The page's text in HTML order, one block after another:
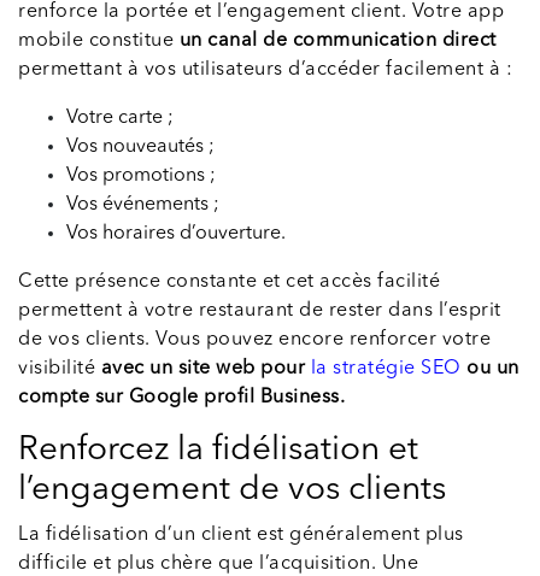
renforce la portée et l’engagement client. Votre app
mobile constitue un canal de communication direct
permettant à vos utilisateurs d’accéder facilement à :
Votre carte ;
Vos nouveautés ;
Vos promotions ;
Vos événements ;
Vos horaires d’ouverture.
Cette présence constante et cet accès facilité
permettent à votre restaurant de rester dans l’esprit
de vos clients. Vous pouvez encore renforcer votre
visibilité avec un site web pour la stratégie SEO ou un
compte sur Google profil Business.
Renforcez la fidélisation et
l’engagement de vos clients
La fidélisation d’un client est généralement plus
difficile et plus chère que l’acquisition. Une